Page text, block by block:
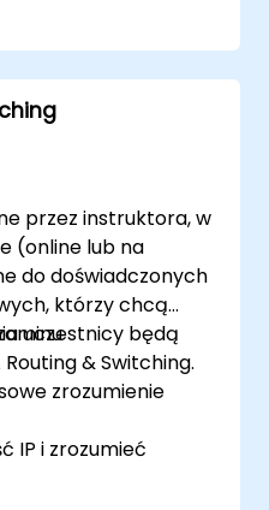
ten został
uczestników w
z certyfikacją
przez instruktora, w
(online lub na
do doświadczonych
którzy chcą
& Switching.
uczestnicy będą
zrozumienie
IP i zrozumieć